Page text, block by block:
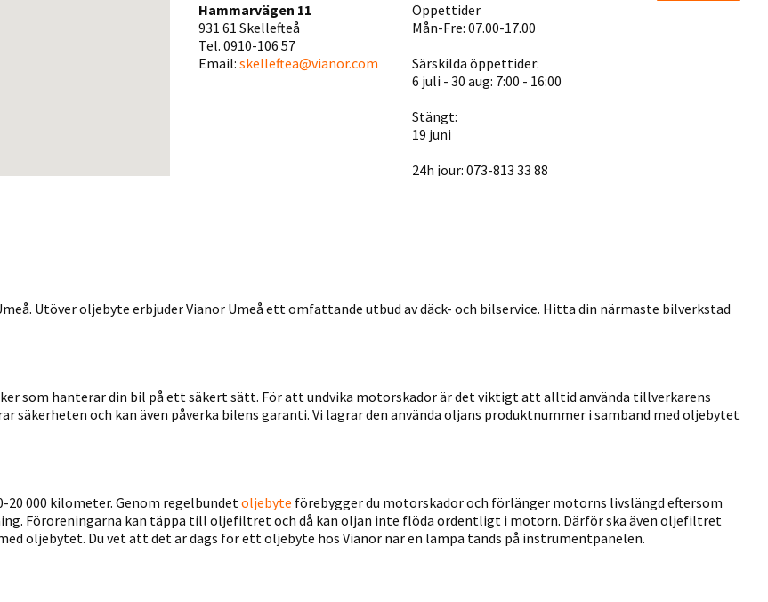
Hammarvägen 11
931 61 Skellefteå
Tel. 0910-106 57
Email: skelleftea@vianor.com
Öppettider
Mån-Fre: 07.00-17.00
Särskilda öppettider:
6 juli - 30 aug: 7:00 - 16:00
Stängt:
19 juni
24h jour: 073-813 33 88
Utöver oljebyte erbjuder Vianor Umeå ett omfattande utbud av däck- och bilservice. Hitta din närmaste bilverkstad
som hanterar din bil på ett säkert sätt. För att undvika motorskador är det viktigt att alltid använda tillverkarens
och kan även påverka bilens garanti. Vi lagrar den använda oljans produktnummer i samband med oljebytet
000 kilometer. Genom regelbundetoljebyte förebygger du motorskador och förlänger motorns livslängd eftersom
Föroreningarna kan täppa till oljefiltret och då kan oljan inte flöda ordentligt i motorn. Därför ska även oljefiltret
oljebytet. Du vet att det är dags för ett oljebyte hos Vianor när en lampa tänds på instrumentpanelen.